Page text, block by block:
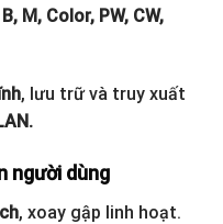
B, M, Color, PW, CW,
, lưu trữ và truy xuất
người dùng
, xoay gập linh hoạt.